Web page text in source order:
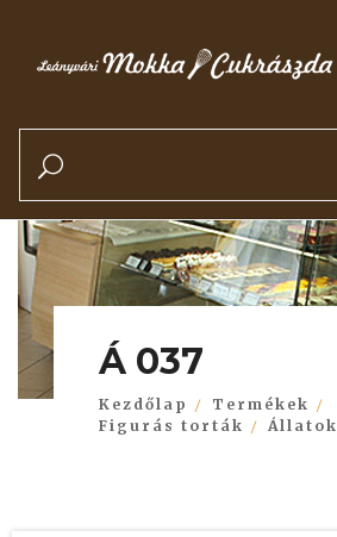
Á 037
Kezdőlap
Termékek
Figurás torták
Állatok